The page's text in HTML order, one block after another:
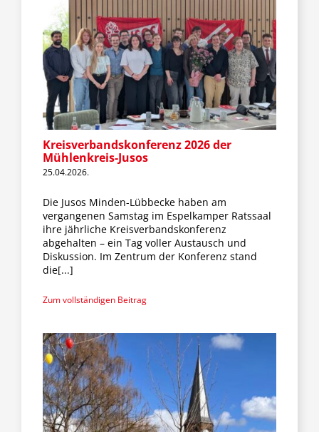
Kreisverbandskonferenz 2026 der
Mühlenkreis-Jusos
25.04.2026.
Die Jusos Minden-Lübbecke haben am
vergangenen Samstag im Espelkamper Ratssaal
ihre jährliche Kreisverbandskonferenz
abgehalten – ein Tag voller Austausch und
Diskussion. Im Zentrum der Konferenz stand
die[...]
Zum vollständigen Beitrag